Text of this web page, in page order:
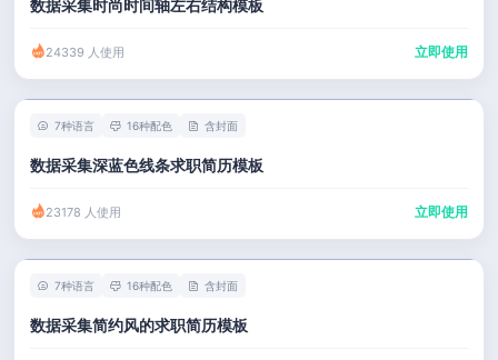
数据采集时尚时间轴左右结构模板
24339 人使用 立即使用
7种语言 16种配色 含封面
数据采集深蓝色线条求职简历模板
23178 人使用 立即使用
7种语言 16种配色 含封面
数据采集简约风的求职简历模板